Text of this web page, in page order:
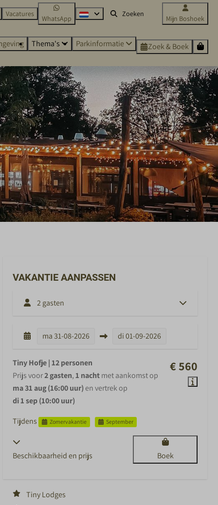
Vacatures
WhatsApp Mijn Boshoek
Thema's Parkinformatie Zoek & Boek
VAKANTIE AANPASSEN
2 gasten
ma31-08-2026 di01-09-2026
€ 560
Tiny Hofje | 12 personen
Prijs voor2 gasten,1 nachtmet aankomst op
ma 31 aug (16:00 uur) en vertrek op
di 1 sep (10:00 uur)
Tijdens
Zomervakantie September
Beschikbaarheid en prijs Boek
Tiny Lodges